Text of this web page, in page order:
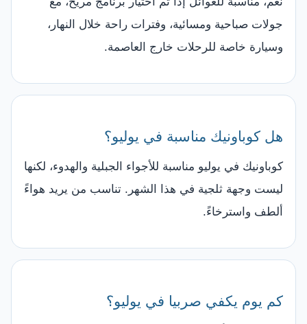
جولات صباحية ومسائية، وفترات راحة خلال النهار،
وسيارة خاصة للرحلات خارج العاصمة.
هل كوباونيك مناسبة في يوليو؟
كوباونيك في يوليو مناسبة للأجواء الجبلية والهدوء، لكنها
ليست وجهة ثلجية في هذا الشهر. تناسب من يريد هواءً
ألطف واسترخاءً.
كم يوم يكفي صربيا في يوليو؟